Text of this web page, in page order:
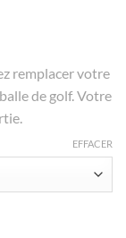
remplacer votre
de golf. Votre
EFFACER